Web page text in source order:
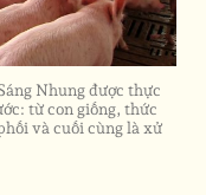
Nhung được thực
từ con giống, thức
và cuối cùng là xử